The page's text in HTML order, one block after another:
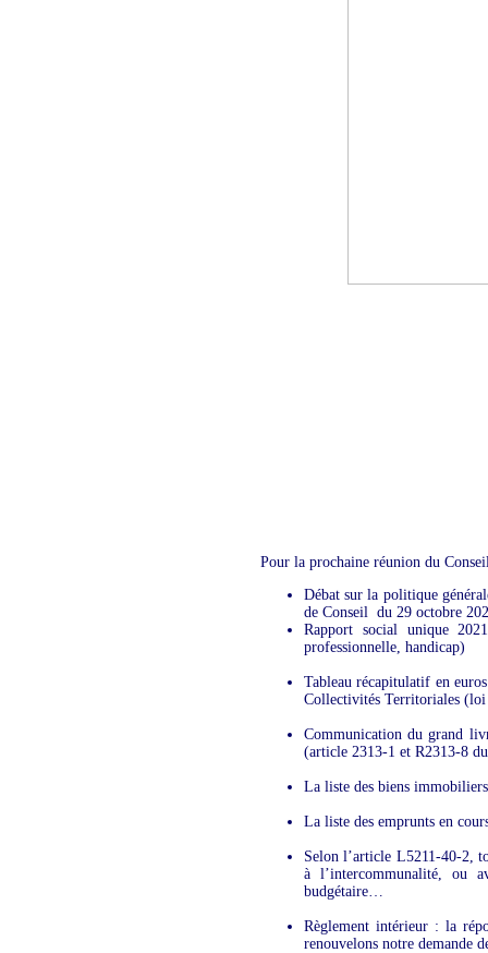
Pour la prochaine réunion du
Débat sur la politique
de Conseil du 29 octobre
Rapport social unique
professionnelle, handicap)
Tableau récapitulatif en
Collectivités Territoriales (loi
Communication du grand
(article 2313-1 et R2313-8
La liste des biens
La liste des emprunts en
Selon l’article L5211-40-2,
à l’intercommunalité, ou
budgétaire…
Règlement intérieur : la
renouvelons notre demande